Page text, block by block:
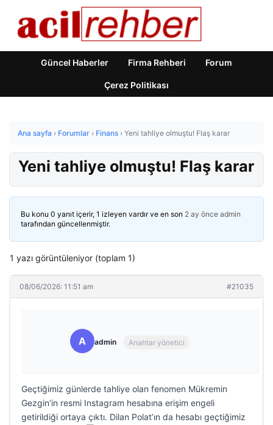
Güncel Haberler Firma Rehberi Forum
Çerez Politikası
Ana sayfa › Forumlar › Finans › Yeni tahliye olmuştu! Flaş karar
Yeni tahliye olmuştu! Flaş karar
Bu konu 0 yanıt içerir, 1 izleyen vardır ve en son 2 ay önce admin
tarafından güncellenmiştir.
1 yazı görüntüleniyor (toplam 1)
08/06/2026: 11:51 am #21035
A admin Anahtar yönetici
Geçtiğimiz günlerde tahliye olan fenomen Mükremin
Gezgin’in resmi Instagram hesabına erişim engeli
getirildiği ortaya çıktı. Dilan Polat’ın da hesabı geçtiğimiz